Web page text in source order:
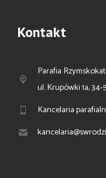
Kontakt
Parafia
ul. Krupówki 1a,
Kancelaria